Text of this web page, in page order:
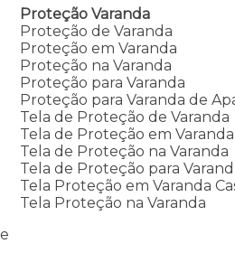
Proteção Varanda
Proteção de Varanda
Proteção em Varanda
Proteção na Varanda
Proteção para Varanda
Proteção para Varanda de
Tela de Proteção de Varanda
Tela de Proteção em Varanda
Tela de Proteção na Varanda
Tela de Proteção para
Tela Proteção em Varanda
Tela Proteção na Varanda
e